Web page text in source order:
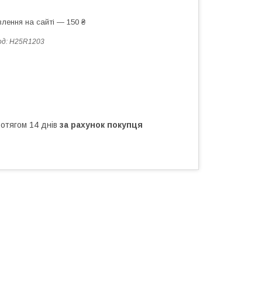
на сайті — 150 ₴
H25R1203
14 днів за рахунок покупця